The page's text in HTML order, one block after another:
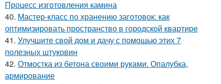
Процесс изготовления камина
40. Мастер-класс по хранению заготовок: как
оптимизировать пространство в городской квартире
41. Улучшите свой дом и дачу с помощью этих 7
полезных штуковин
42. Отмостка из бетона своими руками. Опалубка,
армирование